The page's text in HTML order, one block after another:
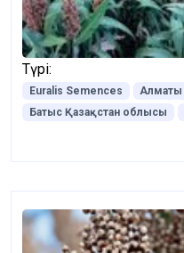
Түрі:
Euralis Semences Алматы
Батыс Қазақстан облысы